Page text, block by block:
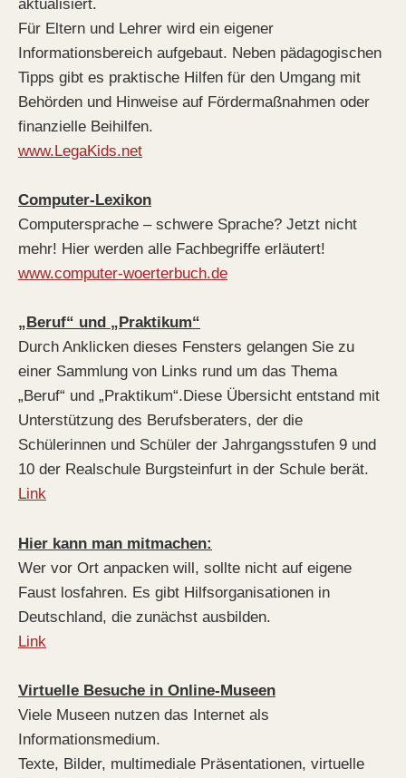
aktualisiert.
Für Eltern und Lehrer wird ein eigener
Informationsbereich aufgebaut. Neben pädagogischen
Tipps gibt es praktische Hilfen für den Umgang mit
Behörden und Hinweise auf Fördermaßnahmen oder
finanzielle Beihilfen.
www.LegaKids.net
Computer-Lexikon
Computersprache – schwere Sprache? Jetzt nicht
mehr! Hier werden alle Fachbegriffe erläutert!
www.computer-woerterbuch.de
„Beruf“ und „Praktikum“
Durch Anklicken dieses Fensters gelangen Sie zu
einer Sammlung von Links rund um das Thema
„Beruf“ und „Praktikum“.Diese Übersicht entstand mit
Unterstützung des Berufsberaters, der die
Schülerinnen und Schüler der Jahrgangsstufen 9 und
10 der Realschule Burgsteinfurt in der Schule berät.
Link
Hier kann man mitmachen:
Wer vor Ort anpacken will, sollte nicht auf eigene
Faust losfahren. Es gibt Hilfsorganisationen in
Deutschland, die zunächst ausbilden.
Link
Virtuelle Besuche in Online-Museen
Viele Museen nutzen das Internet als
Informationsmedium.
Texte, Bilder, multimediale Präsentationen, virtuelle